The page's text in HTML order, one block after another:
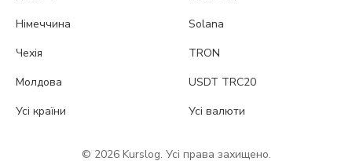
Німеччина
Чехія
Молдова
Усі країни
Solana
TRON
USDT TRC20
Усі валюти
© 2026 Kurslog. Усі права захищено.